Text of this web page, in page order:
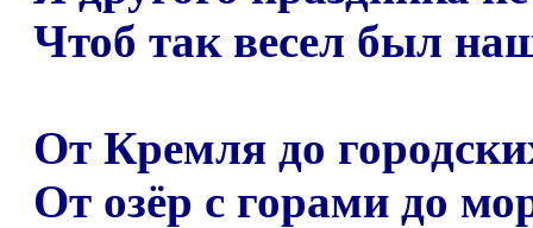
Чтоб так весел был
От Кремля до
От озёр с горами до